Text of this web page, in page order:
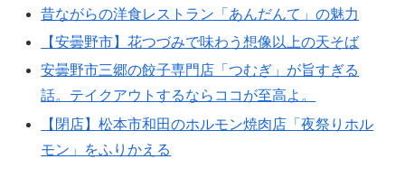
昔ながらの洋食レストラン「あんだんて」の魅力
【安曇野市】花つづみで味わう想像以上の天そば
安曇野市三郷の餃子専門店「つむぎ」が旨すぎる
話。テイクアウトするならココが至高よ。
【閉店】松本市和田のホルモン焼肉店「夜祭りホル
モン」をふりかえる